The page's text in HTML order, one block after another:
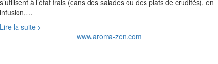
s’utilisent à l’état frais (dans des salades ou des plats de crudités), en
infusion,…
Lire la suite >
www.aroma-zen.com